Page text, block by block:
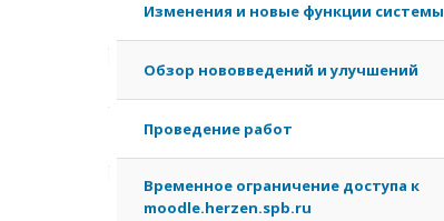
Изменения и новые функции системы
Обзор нововведений и улучшений
Проведение работ
Временное ограничение доступа к
moodle.herzen.spb.ru